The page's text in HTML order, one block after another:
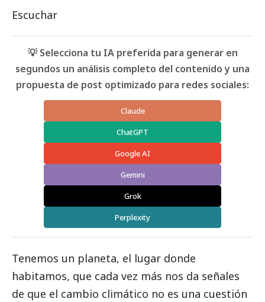
Escuchar
💡 Selecciona tu IA preferida para generar en
segundos un análisis completo del contenido y una
propuesta de post optimizado para redes sociales:
Claude
ChatGPT
Google AI
Gemini
Grok
Perplexity
Tenemos un planeta, el lugar donde
habitamos, que cada vez más nos da señales
de que el cambio climático no es una cuestión